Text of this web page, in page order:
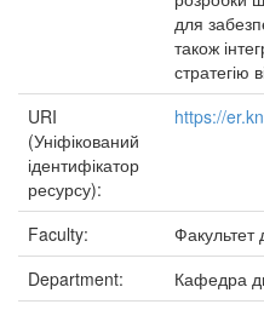
для
також
стратегію
URI
(Уніфікований
ідентифікатор
ресурсу):
https://
Faculty:
Факультет
Department:
Кафедра